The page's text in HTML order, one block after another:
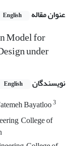
عنوان مقاله English
Model for
under
نویسندگان English
Bayatloo3
College of